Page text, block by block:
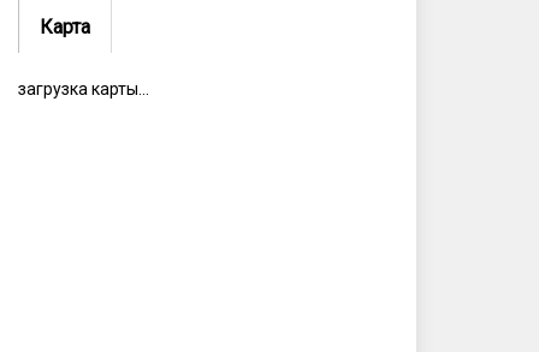
Карта
загрузка карты...